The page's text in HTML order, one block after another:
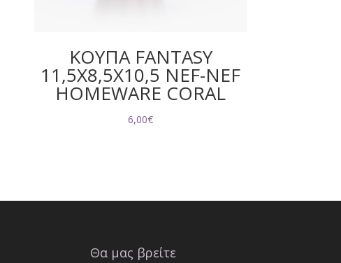
ΚΟΥΠΑ FANTASY
11,5X8,5X10,5 NEF-NEF
HOMEWARE CORAL
6,00€
Θα μας βρείτε